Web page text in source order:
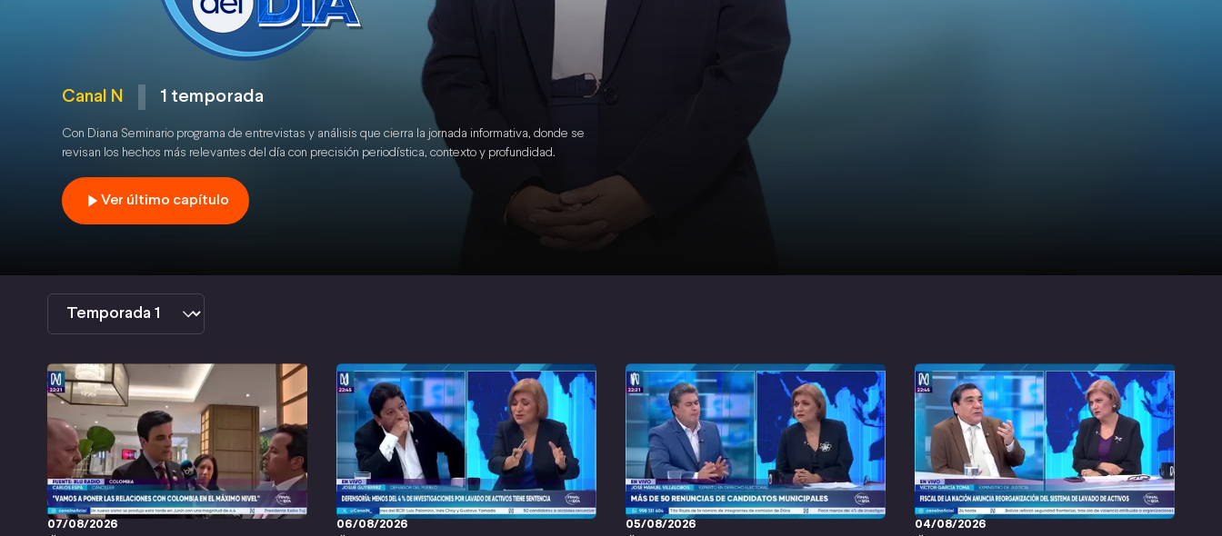
Canal N 1 temporada
Con Diana Seminario programa de entrevistas y análisis que cierra la jornada informativa, donde se
revisan los hechos más relevantes del día con precisión periodística, contexto y profundidad.
Ver último capítulo
07/08/2026 06/08/2026 05/08/2026 04/08/2026